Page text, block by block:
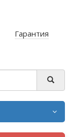
Гарантия